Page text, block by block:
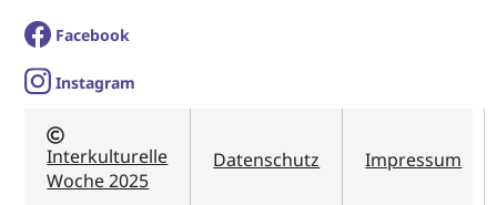
Facebook
Instagram
Interkulturelle
Woche 2025
Datenschutz Impressum